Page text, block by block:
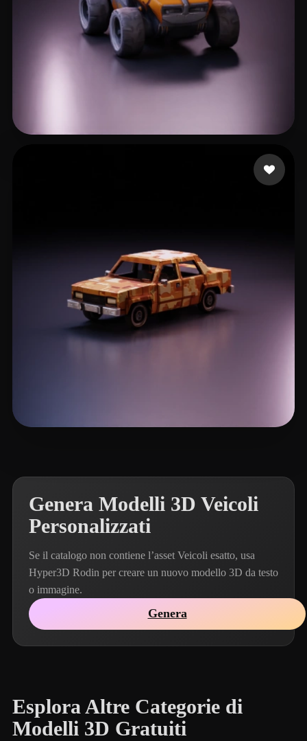
Genera Modelli 3D Veicoli
Personalizzati
Se il catalogo non contiene l’asset Veicoli esatto, usa
Hyper3D Rodin per creare un nuovo modello 3D da testo
o immagine.
Genera
Esplora Altre Categorie di
Modelli 3D Gratuiti